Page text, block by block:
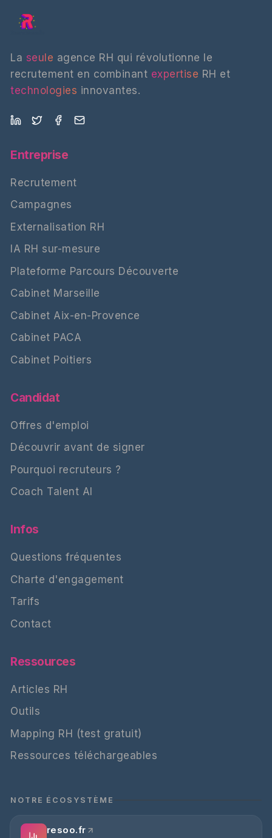
La seule agence RH qui révolutionne le
recrutement en combinant expertise RH et
technologies innovantes.
Entreprise
Recrutement
Campagnes
Externalisation RH
IA RH sur-mesure
Plateforme Parcours Découverte
Cabinet Marseille
Cabinet Aix-en-Provence
Cabinet PACA
Cabinet Poitiers
Candidat
Offres d'emploi
Découvrir avant de signer
Pourquoi recruteurs ?
Coach Talent AI
Infos
Questions fréquentes
Charte d'engagement
Tarifs
Contact
Ressources
Articles RH
Outils
Mapping RH (test gratuit)
Ressources téléchargeables
NOTRE ÉCOSYSTÈME
resoo.fr